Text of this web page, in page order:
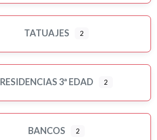
TATUAJES 2
RESIDENCIAS 3ª EDAD 2
BANCOS 2